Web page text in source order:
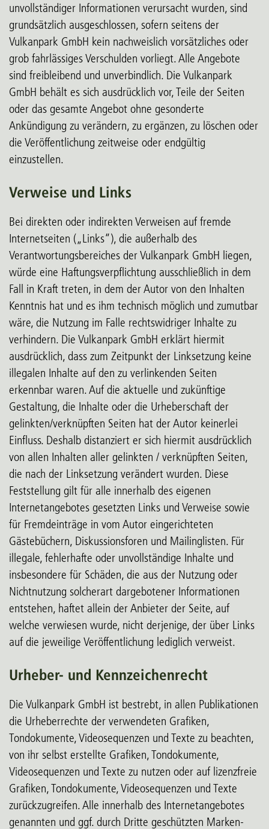
unvollständiger Informationen verursacht wurden, sind
grundsätzlich ausgeschlossen, sofern seitens der
Vulkanpark GmbH kein nachweislich vorsätzliches oder
grob fahrlässiges Verschulden vorliegt. Alle Angebote
sind freibleibend und unverbindlich. Die Vulkanpark
GmbH behält es sich ausdrücklich vor, Teile der Seiten
oder das gesamte Angebot ohne gesonderte
Ankündigung zu verändern, zu ergänzen, zu löschen oder
die Veröffentlichung zeitweise oder endgültig
einzustellen.
Verweise und Links
Bei direkten oder indirekten Verweisen auf fremde
Internetseiten („Links“), die außerhalb des
Verantwortungsbereiches der Vulkanpark GmbH liegen,
würde eine Haftungsverpflichtung ausschließlich in dem
Fall in Kraft treten, in dem der Autor von den Inhalten
Kenntnis hat und es ihm technisch möglich und zumutbar
wäre, die Nutzung im Falle rechtswidriger Inhalte zu
verhindern. Die Vulkanpark GmbH erklärt hiermit
ausdrücklich, dass zum Zeitpunkt der Linksetzung keine
illegalen Inhalte auf den zu verlinkenden Seiten
erkennbar waren. Auf die aktuelle und zukünftige
Gestaltung, die Inhalte oder die Urheberschaft der
gelinkten/verknüpften Seiten hat der Autor keinerlei
Einfluss. Deshalb distanziert er sich hiermit ausdrücklich
von allen Inhalten aller gelinkten / verknüpften Seiten,
die nach der Linksetzung verändert wurden. Diese
Feststellung gilt für alle innerhalb des eigenen
Internetangebotes gesetzten Links und Verweise sowie
für Fremdeinträge in vom Autor eingerichteten
Gästebüchern, Diskussionsforen und Mailinglisten. Für
illegale, fehlerhafte oder unvollständige Inhalte und
insbesondere für Schäden, die aus der Nutzung oder
Nichtnutzung solcherart dargebotener Informationen
entstehen, haftet allein der Anbieter der Seite, auf
welche verwiesen wurde, nicht derjenige, der über Links
auf die jeweilige Veröffentlichung lediglich verweist.
Urheber- und Kennzeichenrecht
Die Vulkanpark GmbH ist bestrebt, in allen Publikationen
die Urheberrechte der verwendeten Grafiken,
Tondokumente, Videosequenzen und Texte zu beachten,
von ihr selbst erstellte Grafiken, Tondokumente,
Videosequenzen und Texte zu nutzen oder auf lizenzfreie
Grafiken, Tondokumente, Videosequenzen und Texte
zurückzugreifen. Alle innerhalb des Internetangebotes
genannten und ggf. durch Dritte geschützten Marken-